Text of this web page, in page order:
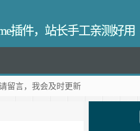
插件，站长手工亲测好用
留言，我会及时更新